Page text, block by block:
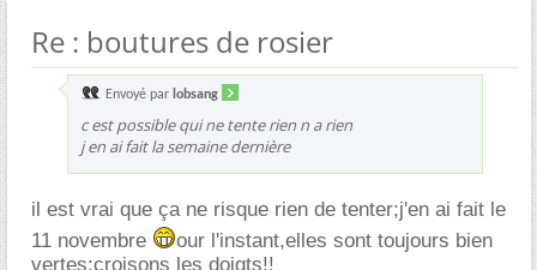
Re : boutures de rosier
Envoyé par lobsang
c est possible qui ne tente rien n a rien
j en ai fait la semaine dernière
il est vrai que ça ne risque rien de tenter;j'en ai fait le
11 novembre
our l'instant,elles sont toujours bien
vertes;croisons les doigts!!